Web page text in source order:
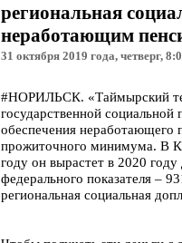
региональная
неработающим
31 октября 2019 года, четверг,
#НОРИЛЬСК. «Таймырский
государственной
обеспечения неработающего
прожиточного минимума. В
году он вырастет в 2020
федерального показателя –
региональная социальная